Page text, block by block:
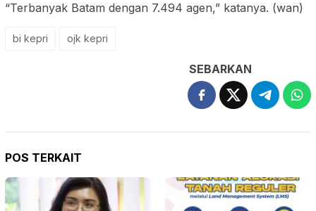
“Terbanyak Batam dengan 7.494 agen,” katanya. (wan)
bi kepri ojk kepri
SEBARKAN
POS TERKAIT